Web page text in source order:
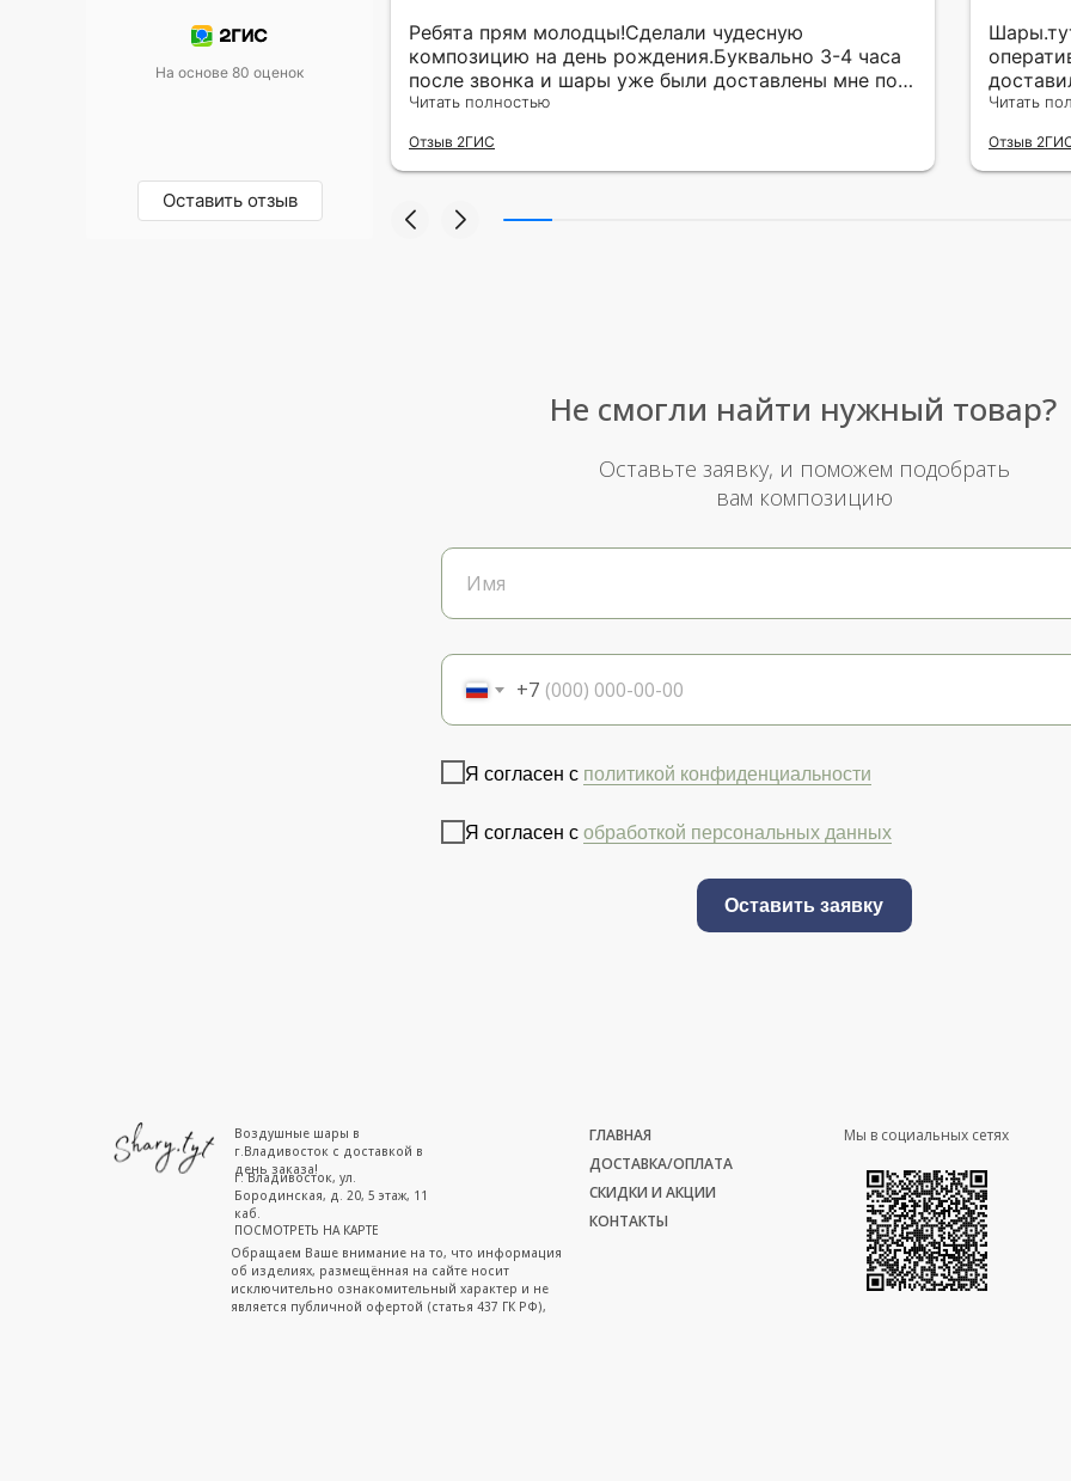
На основе 80 оценок
Оставить отзыв
уже два раза, отличная
Ребята прям молодцы!Сделали чудесную
композицию на день рождения.Буквально 3-4 часа
после звонка и шары уже были доставлены мне по
адресу.Качество исполнения и упаковки на 5.Жена
Читать полностью
Отзыв 2ГИС
другу в
Читать
Отзыв
+7
Я согласен с политикой конфиденциальности
Я согласен с обработкой персональных данных
Оставить заявку
Не смогли найти нужный товар?
Оставьте заявку, и поможем подобрать
вам композицию
г. Владивосток, ул.
Бородинская, д. 20, 5 этаж, 11
каб.
ПОСМОТРЕТЬ НА КАРТЕ
ГЛАВНАЯ
ДОСТАВКА/ОПЛАТА
СКИДКИ И АКЦИИ
КОНТАКТЫ
Воздушные шары в
г.Владивосток с доставкой в
день заказа!
Мы в социальных сетях
Обращаем Ваше внимание на то, что информация
об изделиях, размещённая на сайте носит
исключительно ознакомительный характер и не
является публичной офертой (статья 437 ГК РФ),